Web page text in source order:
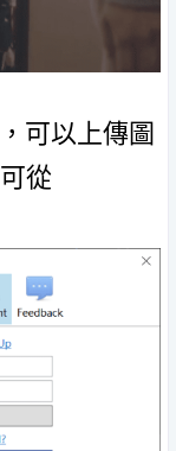
可以上傳圖
從